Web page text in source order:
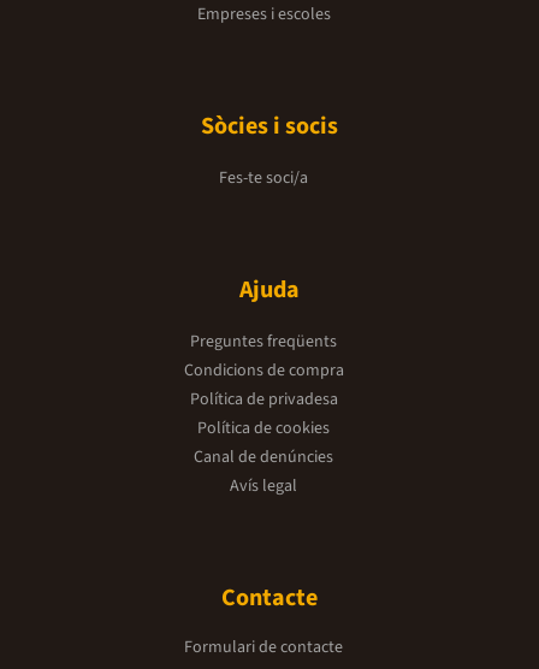
Empreses i escoles
Sòcies i socis
Fes-te soci/a
Ajuda
Preguntes freqüents
Condicions de compra
Política de privadesa
Política de cookies
Canal de denúncies
Avís legal
Contacte
Formulari de contacte